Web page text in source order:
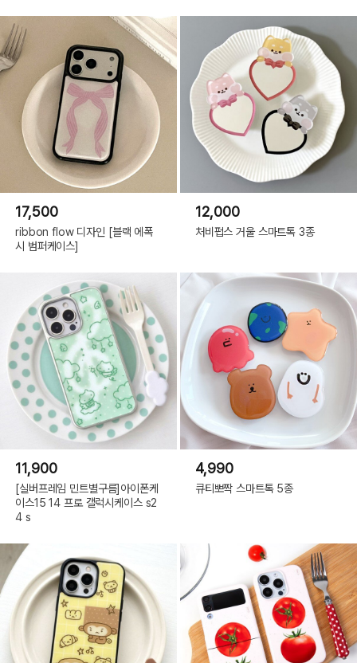
17,500
ribbon flow 디자인 [블랙 에폭
시 범퍼케이스]
12,000
처비펍스 거울 스마트톡 3종
11,900
[실버프레임 민트별구름]아이폰케
이스15 14 프로 갤럭시케이스 s2
4 s
4,990
큐티뽀짝 스마트톡 5종